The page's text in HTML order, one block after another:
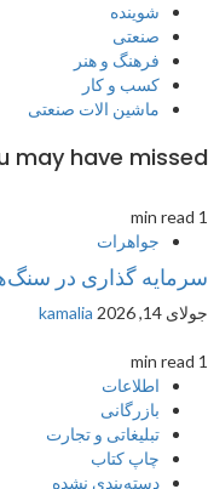
شوینده
صنعتی
فرهنگ و هنر
کسب و کار
ماشین الات صنعتی
may have missed
1 min read
جواهرات
سرمایه گذاری در
جولای 14, 2026 kamalia
1 min read
اطلاعات
بازرگانی
تبلیغاتی و تجارت
چاپ کتاب
دسته‌بندی نشده